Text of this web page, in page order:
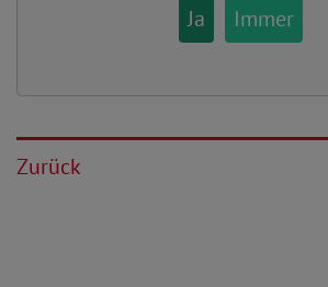
Ja
Immer
Zurück